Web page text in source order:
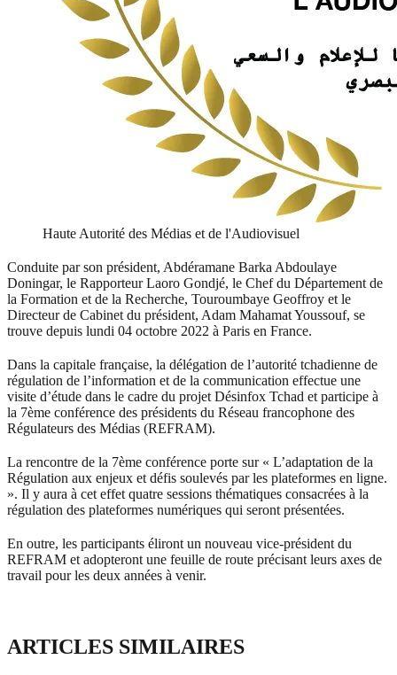
Haute Autorité des Médias et de l'Audiovisuel
Conduite par son président, Abdéramane Barka Abdoulaye
Doningar, le Rapporteur Laoro Gondjé, le Chef du Département de
la Formation et de la Recherche, Touroumbaye Geoffroy et le
Directeur de Cabinet du président, Adam Mahamat Youssouf, se
trouve depuis lundi 04 octobre 2022 à Paris en France.
Dans la capitale française, la délégation de l’autorité tchadienne de
régulation de l’information et de la communication effectue une
visite d’étude dans le cadre du projet Désinfox Tchad et participe à
la 7ème conférence des présidents du Réseau francophone des
Régulateurs des Médias (REFRAM).
La rencontre de la 7ème conférence porte sur « L’adaptation de la
Régulation aux enjeux et défis soulevés par les plateformes en ligne.
». Il y aura à cet effet quatre sessions thématiques consacrées à la
régulation des plateformes numériques qui seront présentées.
En outre, les participants éliront un nouveau vice-président du
REFRAM et adopteront une feuille de route précisant leurs axes de
travail pour les deux années à venir.
ARTICLES SIMILAIRES